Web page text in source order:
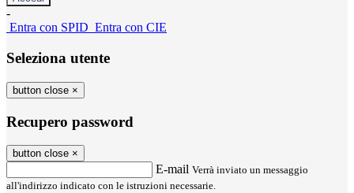
-
Entra con SPID Entra con CIE
Seleziona utente
button close ×
Recupero password
button close ×
E-mail Verrà inviato un messaggio
all'indirizzo indicato con le istruzioni necessarie.